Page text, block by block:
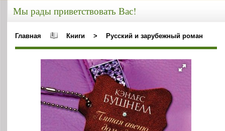
Мы рады приветствовать Вас!
Главная Книги > Русский и зарубежный роман